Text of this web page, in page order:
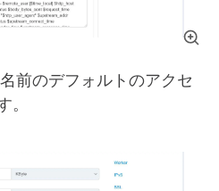
前のデフォルトのアクセ
。